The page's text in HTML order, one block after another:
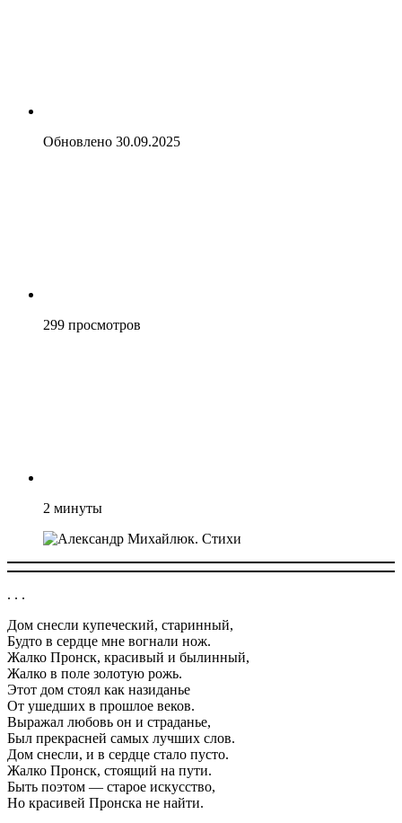
Обновлено 30.09.2025
299 просмотров
2 минуты
. . .
Дом снесли купеческий, старинный,
Будто в сердце мне вогнали нож.
Жалко Пронск, красивый и былинный,
Жалко в поле золотую рожь.
Этот дом стоял как назиданье
От ушедших в прошлое веков.
Выражал любовь он и страданье,
Был прекрасней самых лучших слов.
Дом снесли, и в сердце стало пусто.
Жалко Пронск, стоящий на пути.
Быть поэтом — старое искусство,
Но красивей Пронска не найти.